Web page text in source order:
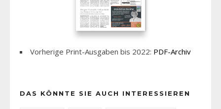
Vorherige Print-Ausgaben bis 2022: PDF-Archiv
DAS KÖNNTE SIE AUCH INTERESSIEREN